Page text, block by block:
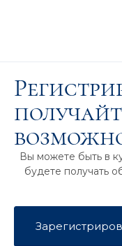
Вы можете быть в
будете получать